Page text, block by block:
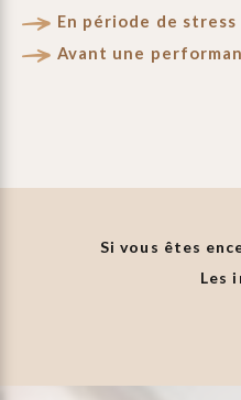
En période de stress
Avant une
Si vous êtes
Les